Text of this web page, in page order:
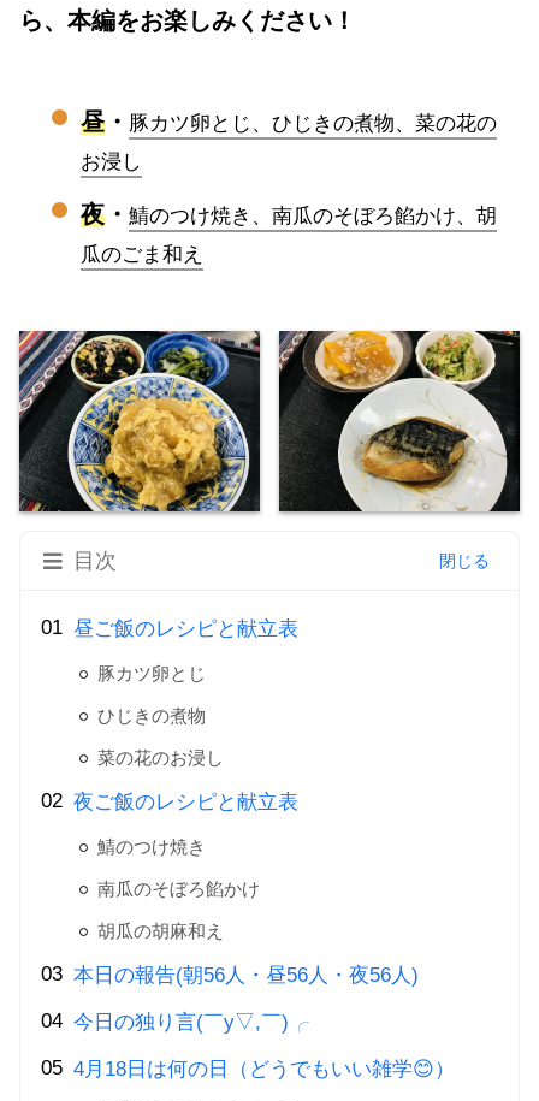
ら、本編をお楽しみください！
昼・ 豚カツ卵とじ、ひじきの煮物、菜の花の
お浸し
夜 ・ 鯖のつけ焼き、南瓜のそぼろ餡かけ、胡
瓜のごま和え
目次
昼ご飯のレシピと献立表
豚カツ卵とじ
ひじきの煮物
菜の花のお浸し
夜ご飯のレシピと献立表
鯖のつけ焼き
南瓜のそぼろ餡かけ
胡瓜の胡麻和え
本日の報告(朝56人・昼56人・夜56人)
今日の独り言(￣y▽,￣)╭
4月18日は何の日（どうでもいい雑学😊）